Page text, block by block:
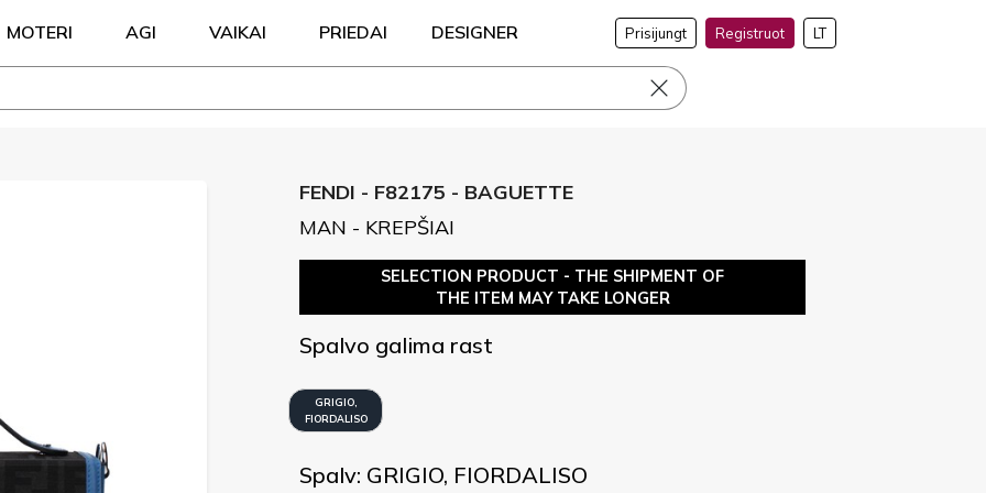
MOTERI AGI VAIKAI PRIEDAI DESIGNER Prisijungt Registruot LT
FENDI - F82175 - BAGUETTE
MAN - KREPŠIAI
SELECTION PRODUCT - THE SHIPMENT OF
THE ITEM MAY TAKE LONGER
Spalvo galima rast
GRIGIO,
FIORDALISO
Spalv: GRIGIO, FIORDALISO